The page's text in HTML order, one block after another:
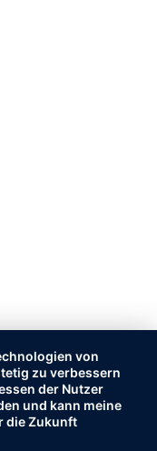
von
zu verbessern
der Nutzer
und kann meine
die Zukunft